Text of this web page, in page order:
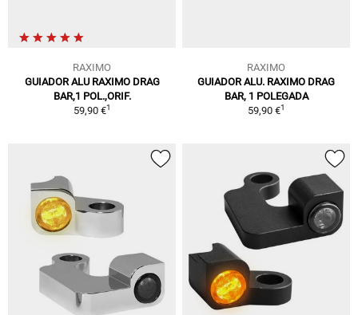
RAXIMO
GUIADOR ALU RAXIMO DRAG
BAR,1 POL.,ORIF.
59,90 €1
RAXIMO
GUIADOR ALU. RAXIMO DRAG
BAR, 1 POLEGADA
59,90 €1